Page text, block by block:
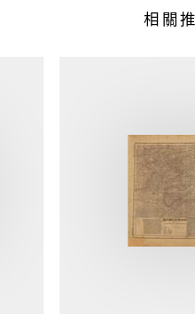
相關